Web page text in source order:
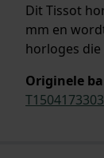
Dit Tissot
mm en
horloges
Originele